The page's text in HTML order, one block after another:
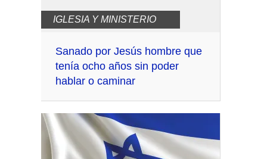
IGLESIA Y MINISTERIO
Sanado por Jesús hombre que
tenía ocho años sin poder
hablar o caminar